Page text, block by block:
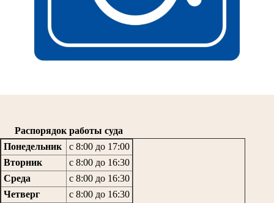
Распорядок работы суда
Понедельник
с 8:00 до 17:00
Вторник
с 8:00 до 16:30
Среда
с 8:00 до 16:30
Четверг
с 8:00 до 16:30